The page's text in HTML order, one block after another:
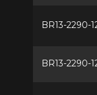
BR13-2290-
BR13-2290-